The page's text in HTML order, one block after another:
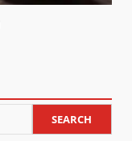
SEARCH